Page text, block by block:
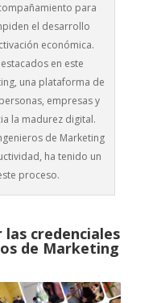
para
el desarrollo
económica.
en este
una plataforma de
empresas y
la madurez digital.
de Marketing
ha tenido un
proceso.
credenciales
de Marketing